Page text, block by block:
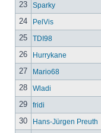
23 Sparky
24 PelVis
25 TDI98
26 Hurrykane
27 Mario68
28 Wladi
29 fridi
30 Hans-Jürgen Preuth